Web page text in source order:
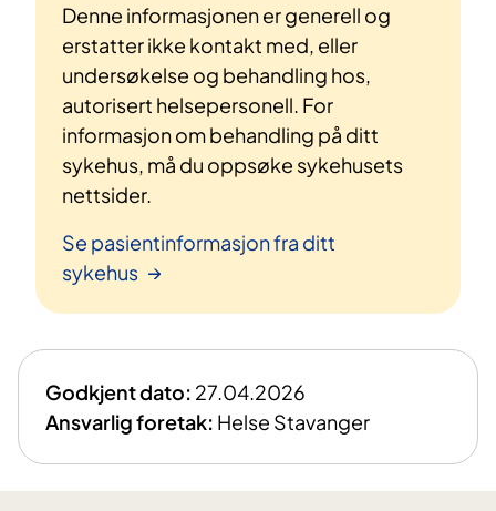
Denne informasjonen er generell og
erstatter ikke kontakt med, eller
undersøkelse og behandling hos,
autorisert helsepersonell. For
informasjon om behandling på ditt
sykehus, må du oppsøke sykehusets
nettsider.
Se pasientinformasjon fra ditt
sykehus
Godkjent dato: 27.04.2026
Ansvarlig foretak: Helse Stavanger